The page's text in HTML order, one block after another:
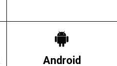
Android